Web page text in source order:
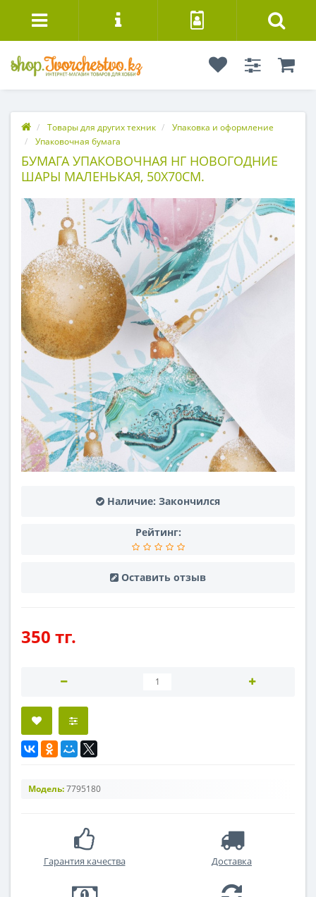
Товары для других техник
Упаковка и оформление
Упаковочная бумага
БУМАГА УПАКОВОЧНАЯ НГ НОВОГОДНИЕ
ШАРЫ МАЛЕНЬКАЯ, 50Х70СМ.
Наличие: Закончился
Рейтинг:
Оставить отзыв
350 тг.
Модель:7795180
Гарантия качества Доставка